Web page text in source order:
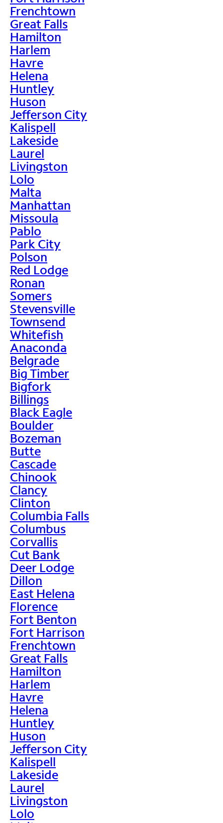
Frenchtown
Great Falls
Hamilton
Harlem
Havre
Helena
Huntley
Huson
Jefferson City
Kalispell
Lakeside
Laurel
Livingston
Lolo
Malta
Manhattan
Missoula
Pablo
Park City
Polson
Red Lodge
Ronan
Somers
Stevensville
Townsend
Whitefish
Anaconda
Belgrade
Big Timber
Bigfork
Billings
Black Eagle
Boulder
Bozeman
Butte
Cascade
Chinook
Clancy
Clinton
Columbia Falls
Columbus
Corvallis
Cut Bank
Deer Lodge
Dillon
East Helena
Florence
Fort Benton
Fort Harrison
Frenchtown
Great Falls
Hamilton
Harlem
Havre
Helena
Huntley
Huson
Jefferson City
Kalispell
Lakeside
Laurel
Livingston
Lolo